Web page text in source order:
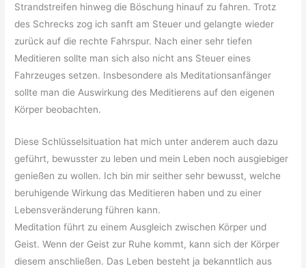
Strandstreifen hinweg die Böschung hinauf zu fahren. Trotz
des Schrecks zog ich sanft am Steuer und gelangte wieder
zurück auf die rechte Fahrspur. Nach einer sehr tiefen
Meditieren sollte man sich also nicht ans Steuer eines
Fahrzeuges setzen. Insbesondere als Meditationsanfänger
sollte man die Auswirkung des Meditierens auf den eigenen
Körper beobachten.
Diese Schlüsselsituation hat mich unter anderem auch dazu
geführt, bewusster zu leben und mein Leben noch ausgiebiger
genießen zu wollen. Ich bin mir seither sehr bewusst, welche
beruhigende Wirkung das Meditieren haben und zu einer
Lebensveränderung führen kann.
Meditation führt zu einem Ausgleich zwischen Körper und
Geist. Wenn der Geist zur Ruhe kommt, kann sich der Körper
diesem anschließen. Das Leben besteht ja bekanntlich aus